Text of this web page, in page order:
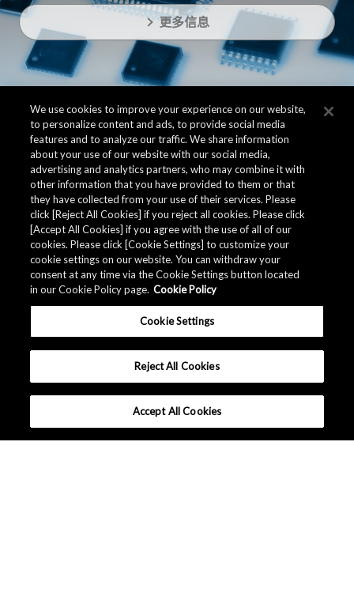
更多信息
We use cookies to improve your experience on our website,
to personalize content and ads, to provide social media
features and to analyze our traffic. We share information
about your use of our website with our social media,
advertising and analytics partners, who may combine it with
other information that you have provided to them or that
they have collected from your use of their services. Please
click [Reject All Cookies] if you reject all cookies. Please click
[Accept All Cookies] if you agree with the use of all of our
cookies. Please click [Cookie Settings] to customize your
cookie settings on our website. You can withdraw your
consent at any time via the Cookie Settings button located
in our Cookie Policy page. Cookie Policy
Cookie Settings
Reject All Cookies
Accept All Cookies